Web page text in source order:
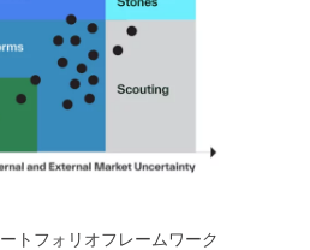
トフォリオフレームワーク